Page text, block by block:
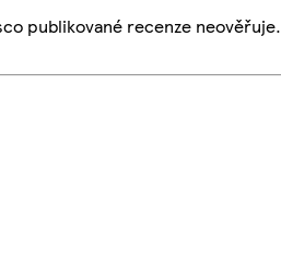
publikované recenze neověřuje.